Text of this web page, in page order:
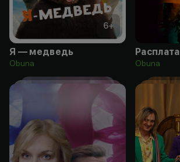
6+
Я — медведь
Obuna
Расплата
Obuna